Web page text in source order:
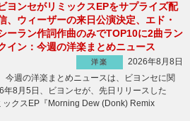
ヨンセがリミックスEPをサプライズ配
、ウィーザーの来日公演決定、エド・
ーラン作詞作曲のみでTOP10に2曲ラン
イン：今週の洋楽まとめニュース
洋楽
2026年8月8日
今週の洋楽まとめニュースは、ビヨンセに関
8月5日、ビヨンセが、先日リリースした
ックスEP『Morning Dew (Donk) Remix